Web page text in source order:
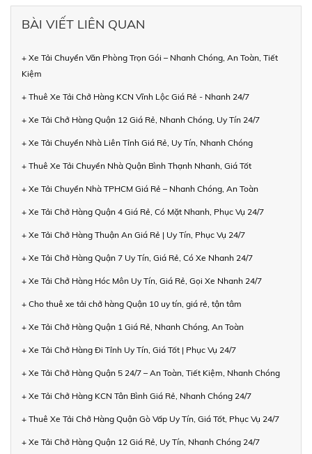
BÀI VIẾT LIÊN QUAN
+ Xe Tải Chuyển Văn Phòng Trọn Gói – Nhanh Chóng, An Toàn, Tiết
Kiệm
+ Thuê Xe Tải Chở Hàng KCN Vĩnh Lộc Giá Rẻ - Nhanh 24/7
+ Xe Tải Chở Hàng Quận 12 Giá Rẻ, Nhanh Chóng, Uy Tín 24/7
+ Xe Tải Chuyển Nhà Liên Tỉnh Giá Rẻ, Uy Tín, Nhanh Chóng
+ Thuê Xe Tải Chuyển Nhà Quận Bình Thạnh Nhanh, Giá Tốt
+ Xe Tải Chuyển Nhà TPHCM Giá Rẻ – Nhanh Chóng, An Toàn
+ Xe Tải Chở Hàng Quận 4 Giá Rẻ, Có Mặt Nhanh, Phục Vụ 24/7
+ Xe Tải Chở Hàng Thuận An Giá Rẻ | Uy Tín, Phục Vụ 24/7
+ Xe Tải Chở Hàng Quận 7 Uy Tín, Giá Rẻ, Có Xe Nhanh 24/7
+ Xe Tải Chở Hàng Hóc Môn Uy Tín, Giá Rẻ, Gọi Xe Nhanh 24/7
+ Cho thuê xe tải chở hàng Quận 10 uy tín, giá rẻ, tận tâm
+ Xe Tải Chở Hàng Quận 1 Giá Rẻ, Nhanh Chóng, An Toàn
+ Xe Tải Chở Hàng Đi Tỉnh Uy Tín, Giá Tốt | Phục Vụ 24/7
+ Xe Tải Chở Hàng Quận 5 24/7 – An Toàn, Tiết Kiệm, Nhanh Chóng
+ Xe Tải Chở Hàng KCN Tân Bình Giá Rẻ, Nhanh Chóng 24/7
+ Thuê Xe Tải Chở Hàng Quận Gò Vấp Uy Tín, Giá Tốt, Phục Vụ 24/7
+ Xe Tải Chở Hàng Quận 12 Giá Rẻ, Uy Tín, Nhanh Chóng 24/7